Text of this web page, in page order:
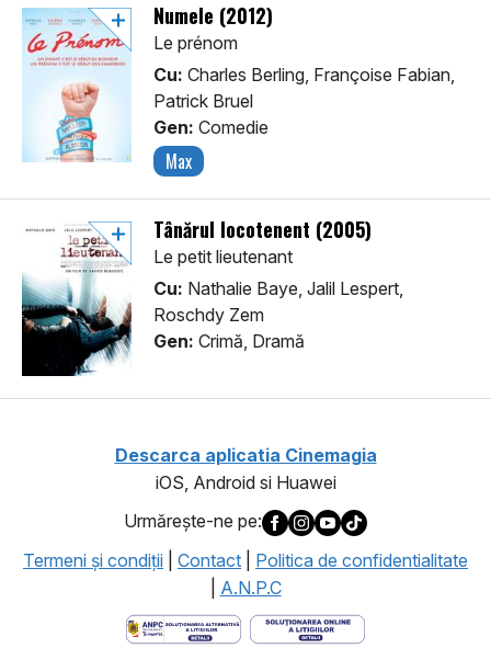
Numele (2012)
Le prénom
Cu: Charles Berling, Françoise Fabian,
Patrick Bruel
Gen: Comedie
Max
Tânărul locotenent (2005)
Le petit lieutenant
Cu: Nathalie Baye, Jalil Lespert,
Roschdy Zem
Gen: Crimă, Dramă
Descarca aplicatia Cinemagia
iOS, Android si Huawei
Urmăreşte-ne pe:
Termeni şi condiţii
Contact
Politica de confidentialitate
A.N.P.C